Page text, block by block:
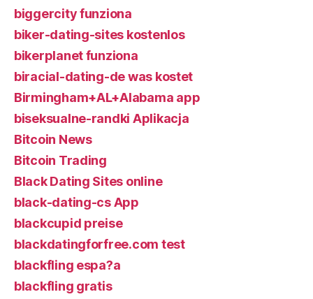
biggercity funziona
biker-dating-sites kostenlos
bikerplanet funziona
biracial-dating-de was kostet
Birmingham+AL+Alabama app
biseksualne-randki Aplikacja
Bitcoin News
Bitcoin Trading
Black Dating Sites online
black-dating-cs App
blackcupid preise
blackdatingforfree.com test
blackfling espa?a
blackfling gratis